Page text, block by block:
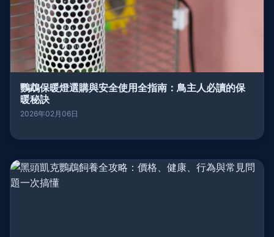
鸚鵡保暖燈選購與安全使用全指南：鳥主人必讀的保
暖秘訣
2026年02月06日